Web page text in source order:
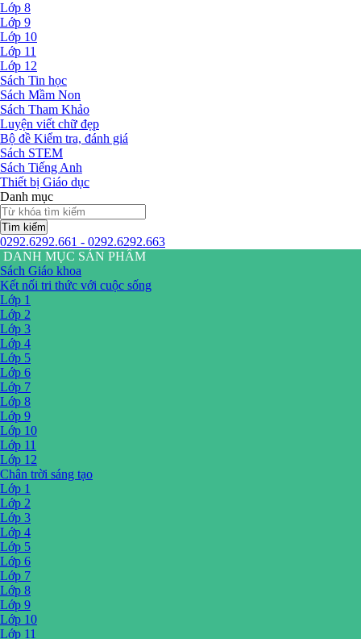
Lớp 8
Lớp 9
Lớp 10
Lớp 11
Lớp 12
Sách Tin học
Sách Mầm Non
Sách Tham Khảo
Luyện viết chữ đẹp
Bộ đề Kiểm tra, đánh giá
Sách STEM
Sách Tiếng Anh
Thiết bị Giáo dục
Danh mục
Tìm kiếm
0292.6292.661 - 0292.6292.663
DANH MỤC SẢN PHẨM
Sách Giáo khoa
Kết nối tri thức với cuộc sống
Lớp 1
Lớp 2
Lớp 3
Lớp 4
Lớp 5
Lớp 6
Lớp 7
Lớp 8
Lớp 9
Lớp 10
Lớp 11
Lớp 12
Chân trời sáng tạo
Lớp 1
Lớp 2
Lớp 3
Lớp 4
Lớp 5
Lớp 6
Lớp 7
Lớp 8
Lớp 9
Lớp 10
Lớp 11